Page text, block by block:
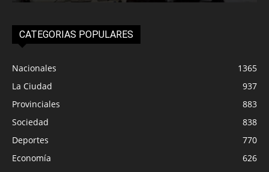
CATEGORIAS POPULARES
Nacionales
1365
La Ciudad
937
Provinciales
883
Sociedad
838
Deportes
770
Economía
626